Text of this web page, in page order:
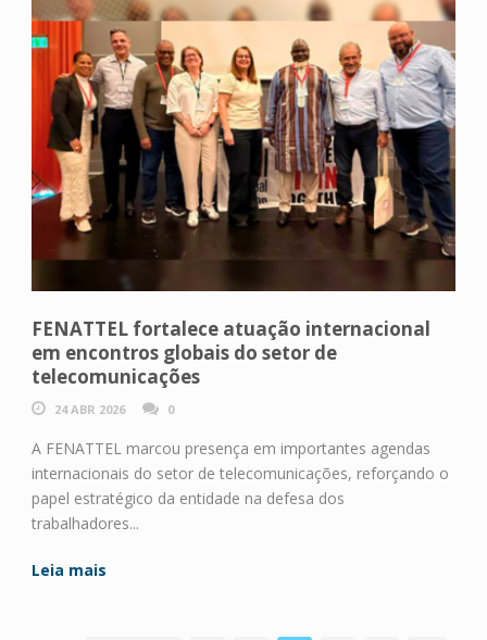
FENATTEL fortalece atuação internacional
em encontros globais do setor de
telecomunicações
24 ABR 2026 0
A FENATTEL marcou presença em importantes agendas
internacionais do setor de telecomunicações, reforçando o
papel estratégico da entidade na defesa dos
trabalhadores...
Leia mais